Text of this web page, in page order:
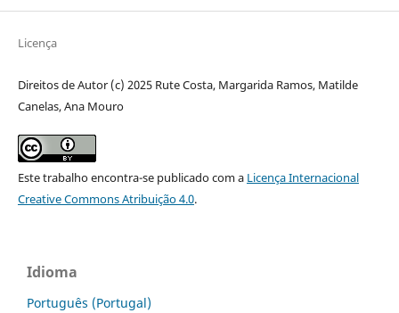
Licença
Direitos de Autor (c) 2025 Rute Costa, Margarida Ramos, Matilde
Canelas, Ana Mouro
Este trabalho encontra-se publicado com a Licença Internacional
Creative Commons Atribuição 4.0.
Idioma
Português (Portugal)